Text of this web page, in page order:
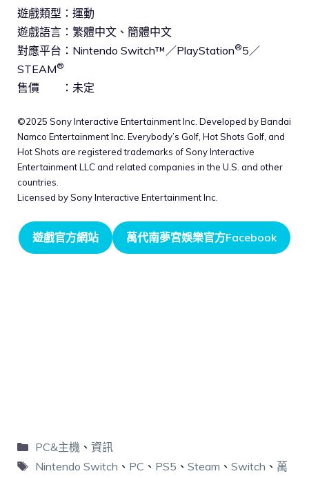
遊戲類型：運動
遊戲語言：繁體中文、簡體中文
對應平台：Nintendo Switch™／PlayStation®5／
STEAM®
售價 ：未定
©2025 Sony Interactive Entertainment Inc. Developed by Bandai
Namco Entertainment Inc. Everybody’s Golf, Hot Shots Golf, and
Hot Shots are registered trademarks of Sony Interactive
Entertainment LLC and related companies in the U.S. and other
countries.
Licensed by Sony Interactive Entertainment Inc.
遊戲官方網站 萬代南夢宮娛樂官方Facebook
PC&主機、 資訊
Nintendo Switch 、 PC 、 PS5 、 Steam 、 Switch 、 萬